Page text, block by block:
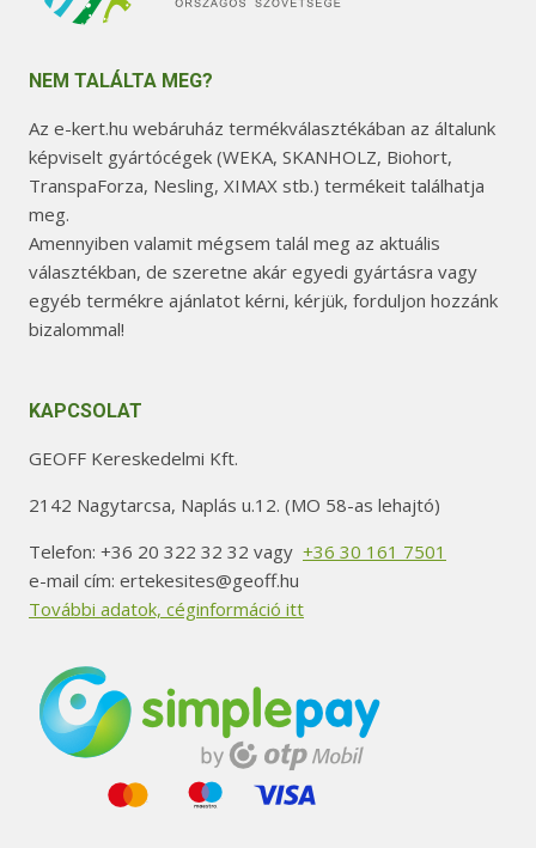
NEM TALÁLTA MEG?
Az e-kert.hu webáruház termékválasztékában az általunk
képviselt gyártócégek (WEKA, SKANHOLZ, Biohort,
TranspaForza, Nesling, XIMAX stb.) termékeit találhatja
meg.
Amennyiben valamit mégsem talál meg az aktuális
választékban, de szeretne akár egyedi gyártásra vagy
egyéb termékre ajánlatot kérni, kérjük, forduljon hozzánk
bizalommal!
KAPCSOLAT
GEOFF Kereskedelmi Kft.
2142 Nagytarcsa, Naplás u.12. (MO 58-as lehajtó)
Telefon: +36 20 322 32 32 vagy +36 30 161 7501
e-mail cím: ertekesites@geoff.hu
További adatok, céginformáció itt